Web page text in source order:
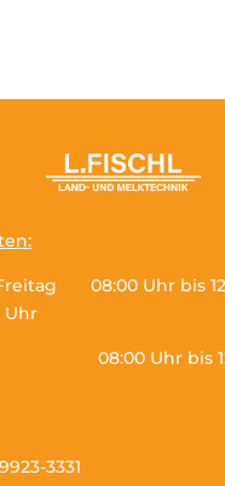
08:00 Uhr bis
Uhr
08:00 Uhr bis
3331